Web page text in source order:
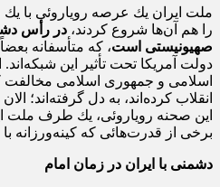
ملت ایران یك عرصه‌ رویاروئى با
را هم آن‌ها شروع كردند، در رأس
صهیونیستى است، كه متأسفانه
دولت آمریكا تحت تأثیر این شبكه‌اند.
اسلامى و جمهورى اسلامى مخالفت
انقلاب كرده‌اند، به دل گرفته‌اند؛
این صحنه‌ رویاروئى، یك طرف
برخى از قدرت‌هائى كه كینه‌ورزانه
دشمنی با ایران در زمان امام